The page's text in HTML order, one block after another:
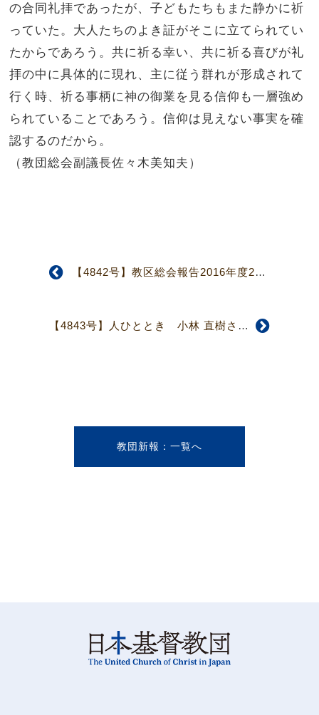
の合同礼拝であったが、子どもたちもまた静かに祈
っていた。大人たちのよき証がそこに立てられてい
たからであろう。共に祈る幸い、共に祈る喜びが礼
拝の中に具体的に現れ、主に従う群れが形成されて
行く時、祈る事柄に神の御業を見る信仰も一層強め
られていることであろう。信仰は見えない事実を確
認するのだから。
（教団総会副議長佐々木美知夫）
【4842号】教区総会報告2016年度2 教区固有の課題への取り組み
【4843号】人ひととき 小林 直樹さん 福音を分かち合うために
教団新報